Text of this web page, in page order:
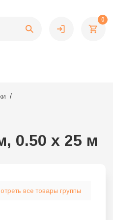
0
0.50 x 25 м
все товары группы